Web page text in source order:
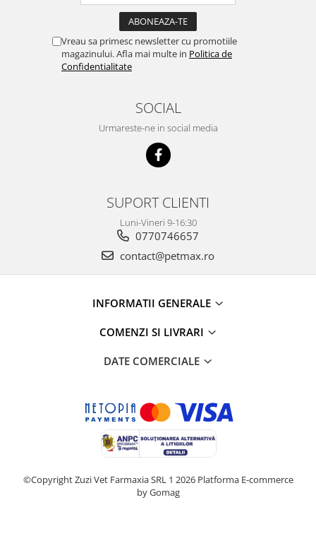
Vreau sa primesc newsletter cu promotiile
magazinului. Afla mai multe in Politica de
Confidentialitate
SOCIAL
Urmareste-ne in social media
SUPORT CLIENTI
Luni-Vineri 9-16:30
0770746657
contact@petmax.ro
INFORMATII GENERALE
COMENZI SI LIVRARI
DATE COMERCIALE
©Copyright Zuzi Vet Farmaxia SRL 1 2026 Platforma E-commerce
by Gomag